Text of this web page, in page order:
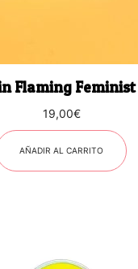
Flaming Feminist
19,00€
AÑADIR AL CARRITO